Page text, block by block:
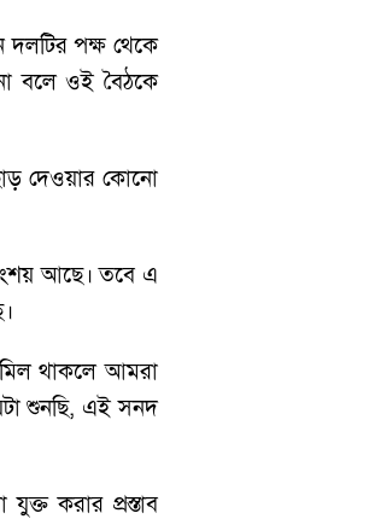
দলটির পক্ষ থেকে
বলে ওই বৈঠকে
দেওয়ার কোনো
আছে। তবে এ
থাকলে আমরা
শুনছি, এই সনদ
করার প্রস্তাব